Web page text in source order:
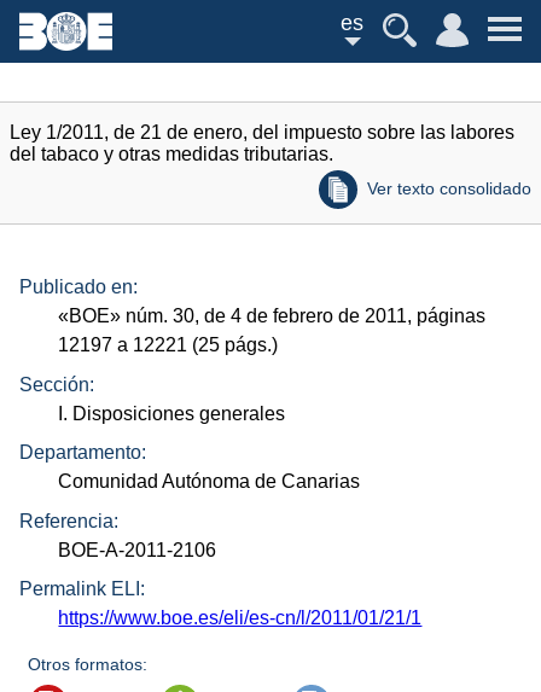
es
Ley 1/2011, de 21 de enero, del impuesto sobre las labores
del tabaco y otras medidas tributarias.
Ver texto consolidado
Publicado en:
«BOE» núm. 30, de 4 de febrero de 2011, páginas
12197 a 12221 (25 págs.)
Sección:
I. Disposiciones generales
Departamento:
Comunidad Autónoma de Canarias
Referencia:
BOE-A-2011-2106
Permalink ELI:
https://www.boe.es/eli/es-cn/l/2011/01/21/1
Otros formatos: